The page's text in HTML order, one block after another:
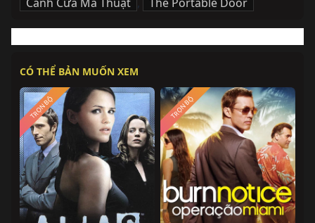
CÓ THỂ BẢN MUỐN XEM
TRỌN BỘ TRỌN BỘ